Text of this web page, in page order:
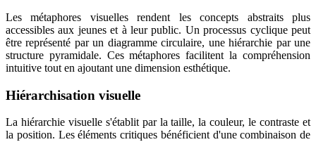
Les métaphores visuelles rendent les concepts abstraits plus
accessibles aux jeunes et à leur public. Un processus cyclique peut
être représenté par un diagramme circulaire, une hiérarchie par une
structure pyramidale. Ces métaphores facilitent la compréhension
intuitive tout en ajoutant une dimension esthétique.
Hiérarchisation visuelle
La hiérarchie visuelle s'établit par la taille, la couleur, le contraste et
la position. Les éléments critiques bénéficient d'une combinaison de